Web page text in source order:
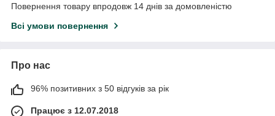
Повернення товару впродовж 14 днів за домовленістю
Всі умови повернення
Про нас
96% позитивних з 50 відгуків за рік
Працює з 12.07.2018